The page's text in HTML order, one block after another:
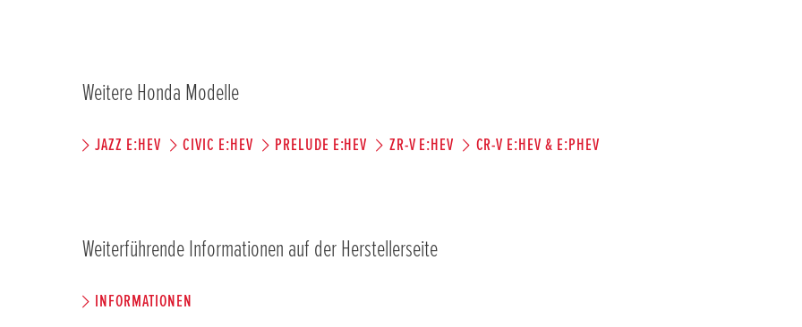
Weitere Honda Modelle
JAZZ E:HEV CIVIC E:HEV PRELUDE E:HEV ZR-V E:HEV CR-V E:HEV & E:PHEV
Weiterführende Informationen auf der Herstellerseite
INFORMATIONEN